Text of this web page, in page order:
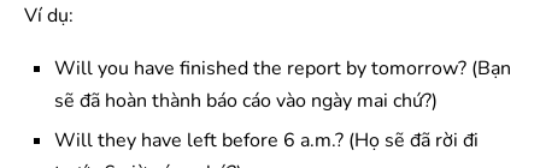
Ví dụ:
Will you have finished the report by tomorrow? (Bạn
sẽ đã hoàn thành báo cáo vào ngày mai chứ?)
Will they have left before 6 a.m.? (Họ sẽ đã rời đi